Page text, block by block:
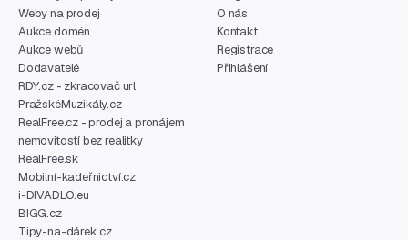
Weby na prodej
Aukce domén
Aukce webů
Dodavatelé
RDY.cz - zkracovač url
PražskéMuzikály.cz
RealFree.cz - prodej a pronájem
nemovitostí bez realitky
RealFree.sk
Mobilní-kadeřnictví.cz
i-DIVADLO.eu
BIGG.cz
Tipy-na-dárek.cz
O nás
Kontakt
Registrace
Přihlášení